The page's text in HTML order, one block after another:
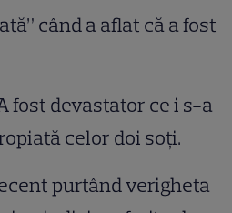
când a aflat că a fost
fost devastator ce i s-a
celor doi soţi.
purtând verigheta